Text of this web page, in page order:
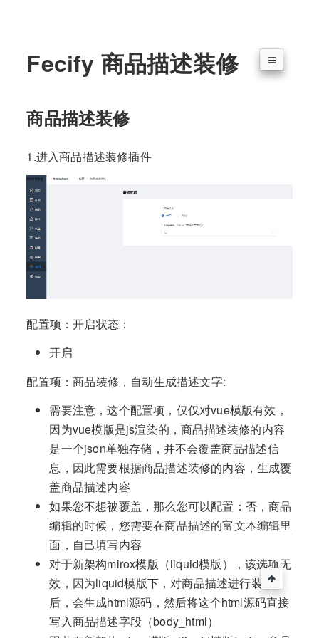
Fecify 商品描述装修
商品描述装修
1.进入商品描述装修插件
配置项：开启状态：
开启
配置项：商品装修，自动生成描述文字:
需要注意，这个配置项，仅仅对vue模版有效，
因为vue模版是js渲染的，商品描述装修的内容
是一个json单独存储，并不会覆盖商品描述信
息，因此需要根据商品描述装修的内容，生成覆
盖商品描述内容
如果您不想被覆盖，那么您可以配置：否，商品
编辑的时候，您需要在商品描述的富文本编辑里
面，自己填写内容
对于新架构mirox模版（liquid模版），该选项无
效，因为liquid模版下，对商品描述进行装修
后，会生成html源码，然后将这个html源码直接
写入商品描述字段（body_html）